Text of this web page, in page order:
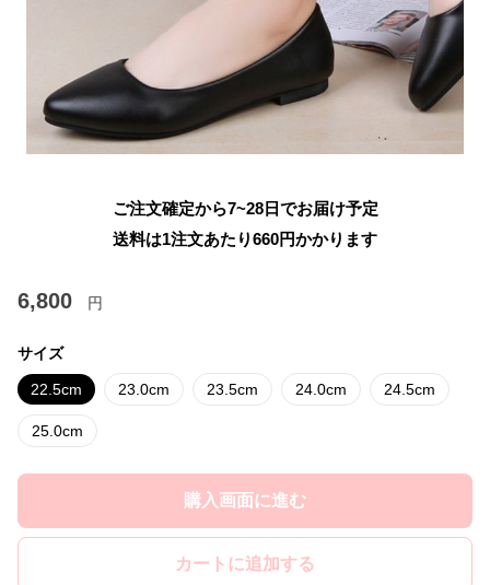
ご注文確定から7~28日でお届け予定
送料は1注文あたり660円かかります
6,800 円
サイズ
22.5cm 23.0cm 23.5cm 24.0cm 24.5cm
25.0cm
購入画面に進む
カートに追加する